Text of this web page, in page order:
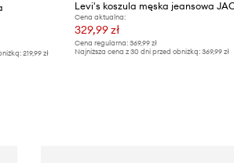
219,99 zł
Cena aktualna:
329,99 zł
Cena regularna: 369,99 zł
Najniższa cena z 30 dni przed obniżką: 369,99 zł